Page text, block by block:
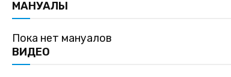
МАНУАЛЫ
Пока нет мануалов
ВИДЕО